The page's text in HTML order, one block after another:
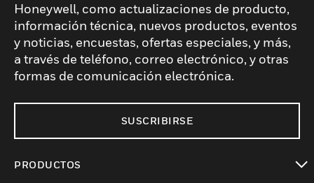
Honeywell, como actualizaciones de producto,
información técnica, nuevos productos, eventos
y noticias, encuestas, ofertas especiales, y más,
a través de teléfono, correo electrónico, y otras
formas de comunicación electrónica.
SUSCRIBIRSE
PRODUCTOS